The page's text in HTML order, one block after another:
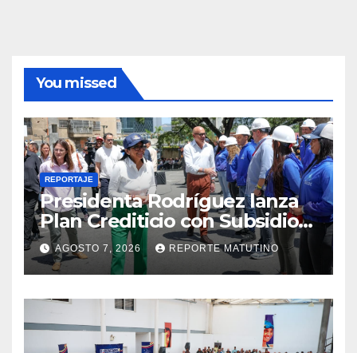
You missed
REPORTAJE
Presidenta Rodríguez lanza
Plan Crediticio con Subsidio
Directo en encuentro con
Juntas de Condominio
AGOSTO 7, 2026 REPORTE MATUTINO